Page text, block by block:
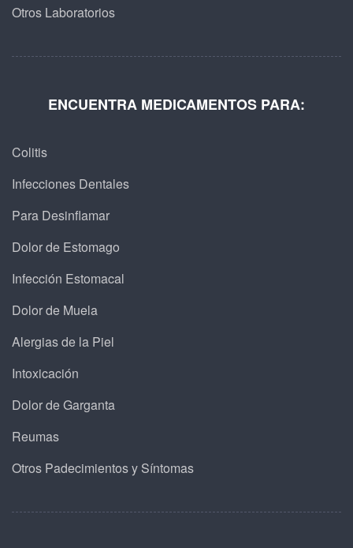
Otros Laboratorios
ENCUENTRA MEDICAMENTOS PARA:
Colitis
Infecciones Dentales
Para Desinflamar
Dolor de Estomago
Infección Estomacal
Dolor de Muela
Alergias de la Piel
Intoxicación
Dolor de Garganta
Reumas
Otros Padecimientos y Síntomas